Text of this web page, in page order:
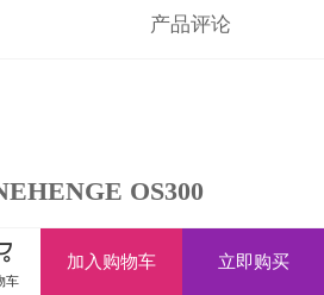
产品评论
OS300
车
加入购物车 立即购买